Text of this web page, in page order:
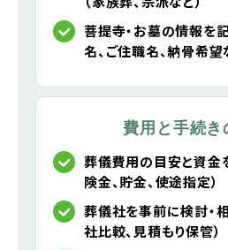
菩提寺・お墓の情報を
名、ご住職名、納骨希望
費用と手続き
葬儀費用の目安と資金
険金、貯金、使途指定）
葬儀社を事前に検討・
社比較、見積もり保管）